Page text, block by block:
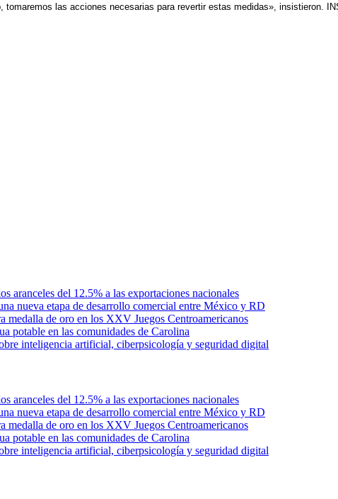
las acciones necesarias para revertir estas medidas», insistieron.
aranceles del 12.5% a las exportaciones nacionales
nueva etapa de desarrollo comercial entre México y RD
de oro en los XXV Juegos Centroamericanos
potable en las comunidades de Carolina
inteligencia artificial, ciberpsicología y seguridad digital
aranceles del 12.5% a las exportaciones nacionales
nueva etapa de desarrollo comercial entre México y RD
de oro en los XXV Juegos Centroamericanos
potable en las comunidades de Carolina
inteligencia artificial, ciberpsicología y seguridad digital